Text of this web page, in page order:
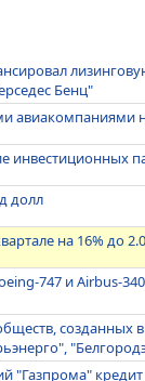
Бенц"
авиакомпаниями
инвестиционных
долл
на 16% до
747 и Airbus-
созданных в
"Газпрома"